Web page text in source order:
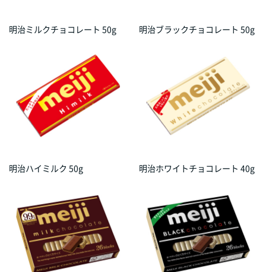
明治ミルクチョコレート 50g 明治ブラックチョコレート 50g
明治ハイミルク 50g 明治ホワイトチョコレート 40g